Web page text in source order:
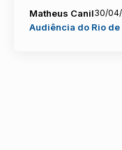
Matheus Canil30/
Audiência do Rio